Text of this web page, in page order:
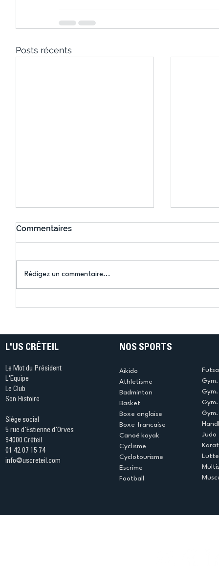
Posts récents
During et Maxime
champions d'Europe
Masters en K2 200 m
Huet médaillée à la Coupe
Commentaires
Rédigez un commentaire...
L'US CRÉTEIL
Le Mot du Président
L'Equipe
Le Club
Son Histoire
Siège social
5 rue d'Estienne d'Orves
94000 Créteil
01 42 07 15 74
info@uscreteil.com
NOS SPORTS
Aikido
Athletisme
Badminton
Basket
Boxe anglaise
Boxe francaise
Canoë kayak
Cyclisme
Cyclotourisme
Escrime
Football
Judo
Lutte